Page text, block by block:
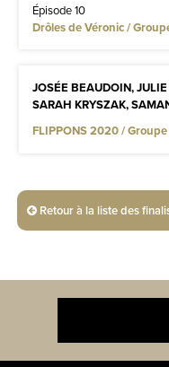
Épisode 10
Drôles de Véronic /
JOSÉE BEAUDOIN,
SARAH KRYSZAK,
FLIPPONS 2020 /
Retour à la liste des